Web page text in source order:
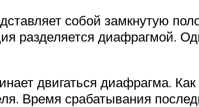
собой замкнутую
разделяется диафрагмой.
двигаться диафрагма.
Время срабатывания